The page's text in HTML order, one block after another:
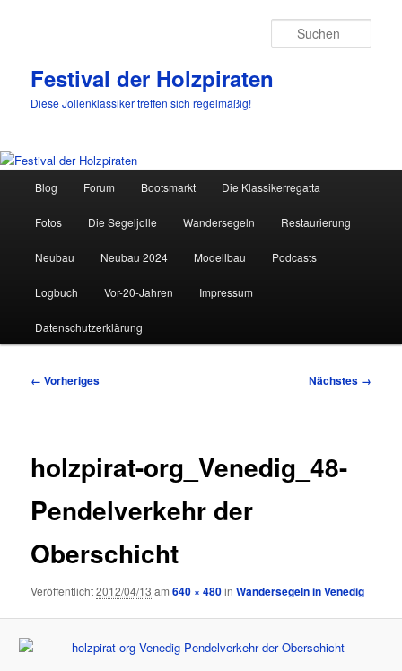
Festival der Holzpiraten
Diese Jollenklassiker treffen sich regelmäßig!
Zum
primären
Inhalt
springen
Blog Forum Bootsmarkt Die Klassikerregatta
Fotos Die Segeljolle Wandersegeln Restaurierung
Neubau Neubau 2024 Modellbau Podcasts
Logbuch Vor-20-Jahren Impressum
Datenschutzerklärung
Bilder-
← Vorheriges Nächstes →
holzpirat-org_Venedig_48-
Pendelverkehr der
Oberschicht
Veröffentlicht2012/04/13 am640 × 480inWandersegeln in Venedig